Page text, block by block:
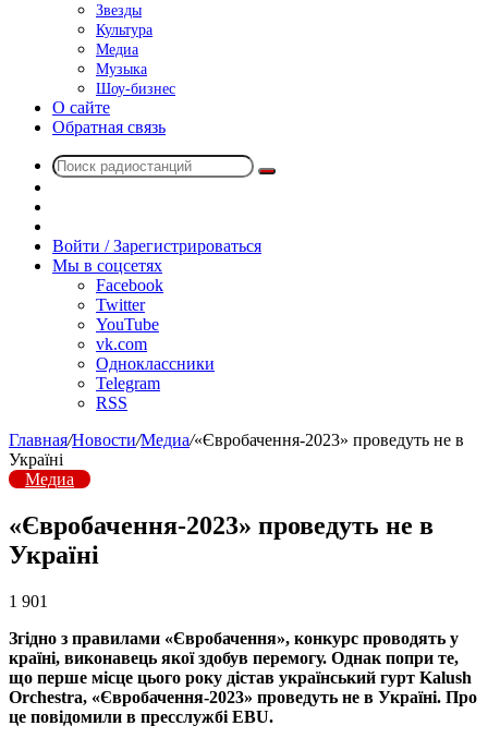
Звезды
Культура
Медиа
Музыка
Шоу-бизнес
О сайте
Обратная связь
Поиск
радио
Войти / Зарегистрироваться
Мы в соцсетях
Facebook
Twitter
YouTube
vk.com
Одноклассники
Telegram
RSS
Главная/Новости/Медиа/«Євробачення-2023» проведуть не в
Україні
Медиа
«Євробачення-2023» проведуть не в
Україні
1 901
Згідно з правилами «Євробачення», конкурс проводять у
країні, виконавець якої здобув перемогу. Однак попри те,
що перше місце цього року дістав український гурт Kalush
Orchestra, «Євробачення-2023» проведуть не в Україні. Про
це повідомили в пресслужбі EBU.